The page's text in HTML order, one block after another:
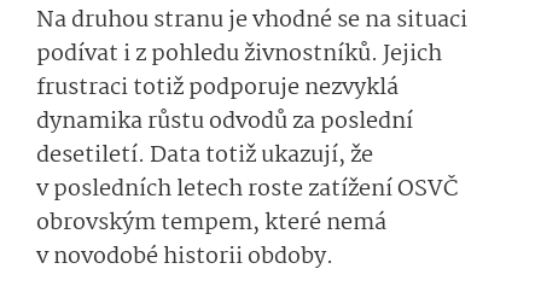
Na druhou stranu je vhodné se na situaci
podívat i z pohledu živnostníků. Jejich
frustraci totiž podporuje nezvyklá
dynamika růstu odvodů za poslední
desetiletí. Data totiž ukazují, že
v posledních letech roste zatížení OSVČ
obrovským tempem, které nemá
v novodobé historii obdoby.